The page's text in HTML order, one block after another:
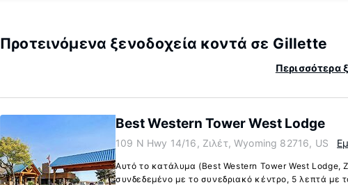
Προτεινόμενα ξενοδοχεία κοντά σε Gillette
Περισσότερα
Best Western Tower West Lodge
109 N Hwy 14/16, Ζιλέτ, Wyoming 82716, US
Αυτό το κατάλυμα (Best Western Tower West Lodge,
συνδεδεμένο με το συνεδριακό κέντρο, 5 λεπτά με